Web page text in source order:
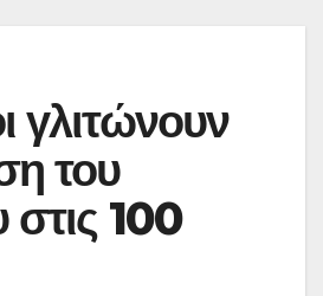
γλιτώνουν
του
στις 100